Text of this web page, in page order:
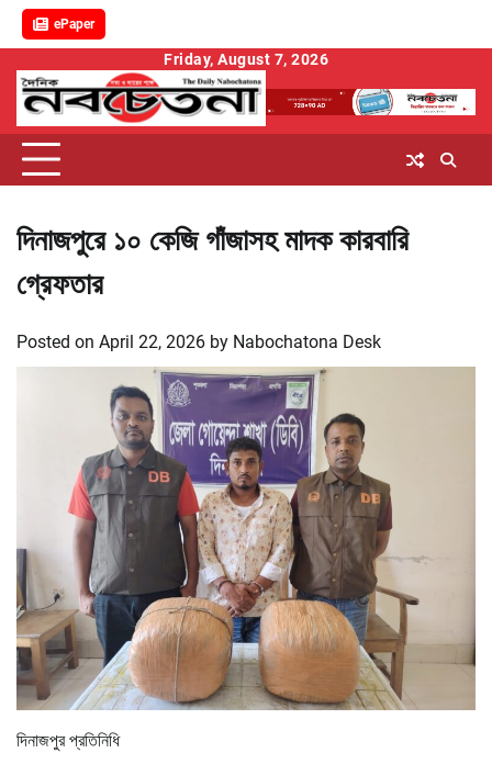
ePaper
content
Friday, August 7, 2026
দিনাজপুরে ১০ কেজি গাঁজাসহ মাদক কারবারি
গ্রেফতার
Posted on April 22, 2026 by Nabochatona Desk
দিনাজপুর প্রতিনিধি